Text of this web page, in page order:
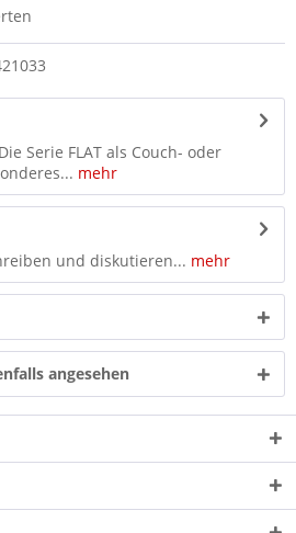
Serie FLAT als Couch- oder
mehr
und diskutieren... mehr
angesehen